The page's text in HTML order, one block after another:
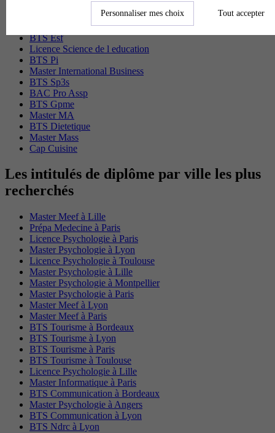
BTS Communication
BTS Esf
Licence Science de l education
BTS Pi
Master International Business
BTS Sp3s
BAC Pro Assp
BTS Gpme
Master MA
BTS Dietetique
Master Mass
Cap Cuisine
Les intitulés de diplôme par ville les plus
recherchés
Master Meef à Lille
Prépa Medecine à Paris
Licence Psychologie à Paris
Master Psychologie à Lyon
Licence Psychologie à Toulouse
Master Psychologie à Lille
Master Psychologie à Montpellier
Master Psychologie à Paris
Master Meef à Lyon
Master Meef à Paris
BTS Tourisme à Bordeaux
BTS Tourisme à Lyon
BTS Tourisme à Paris
BTS Tourisme à Toulouse
Licence Psychologie à Lille
Master Informatique à Paris
BTS Communication à Bordeaux
Master Psychologie à Angers
BTS Communication à Lyon
BTS Ndrc à Lyon
Personnaliser mes choix Tout accepter